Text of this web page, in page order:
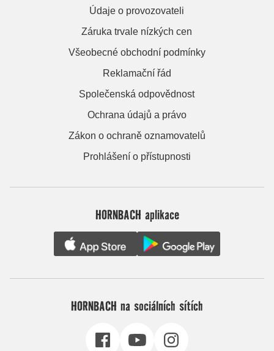
Údaje o provozovateli
Záruka trvale nízkých cen
Všeobecné obchodní podmínky
Reklamační řád
Společenská odpovědnost
Ochrana údajů a právo
Zákon o ochraně oznamovatelů
Prohlášení o přístupnosti
HORNBACH aplikace
HORNBACH na sociálních sítích